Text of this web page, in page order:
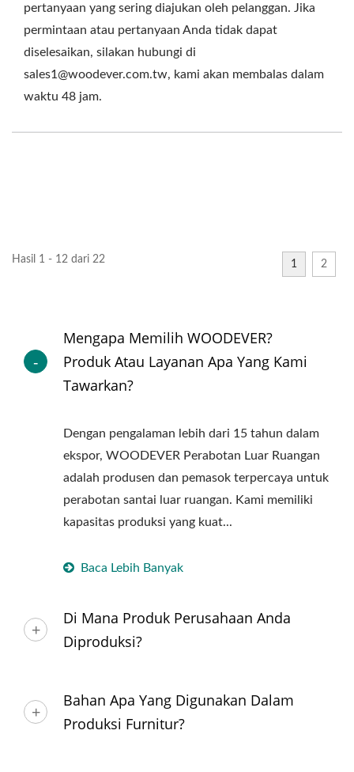
pertanyaan yang sering diajukan oleh pelanggan. Jika
permintaan atau pertanyaan Anda tidak dapat
diselesaikan, silakan hubungi di
sales1@woodever.com.tw, kami akan membalas dalam
waktu 48 jam.
Hasil 1 - 12 dari 22 1 2
Mengapa Memilih WOODEVER?
Produk Atau Layanan Apa Yang Kami
Tawarkan?
Dengan pengalaman lebih dari 15 tahun dalam
ekspor, WOODEVER Perabotan Luar Ruangan
adalah produsen dan pemasok terpercaya untuk
perabotan santai luar ruangan. Kami memiliki
kapasitas produksi yang kuat...
Baca Lebih Banyak
Di Mana Produk Perusahaan Anda
Diproduksi?
Bahan Apa Yang Digunakan Dalam
Produksi Furnitur?